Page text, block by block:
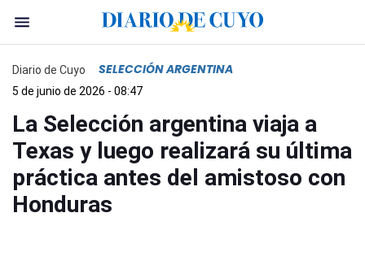
Diario de Cuyo SELECCIÓN ARGENTINA
5 de junio de 2026 - 08:47
La Selección argentina viaja a
Texas y luego realizará su última
práctica antes del amistoso con
Honduras